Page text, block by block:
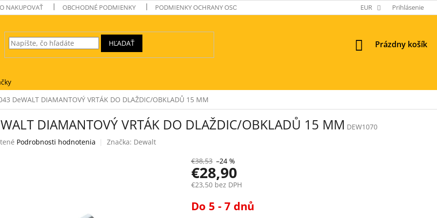
NAKUPOVAŤ OBCHODNÉ PODMIENKY PODMIENKY OCHRANY OSOBNÝCH ÚDAJOV EUR Prihlásenie
HĽADAŤ
NÁKUPNÝ
Prázdny košík
DeWALT DIAMANTOVÝ VRTÁK DO DLAŽDIC/OBKLADŮ 15 MM
DIAMANTOVÝ VRTÁK DO DLAŽDIC/OBKLADŮ 15 MM DEW1070
Podrobnosti hodnotenia Značka: Dewalt
€38,53 –24 %
€28,90
€23,50 bez DPH
cena:
Do 5 - 7 dnů